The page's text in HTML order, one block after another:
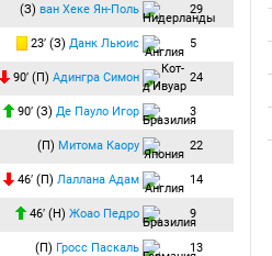
(З) ван Хеке Ян-Поль 29
23′ (З) Данк Льюис 5
90′ (П) Адингра Симон 24
90′ (З) Де Пауло Игор 3
(П) Митома Каору 22
46′ (П) Лаллана Адам 14
46′ (Н) Жоао Педро 9
(П) Гросс Паскаль 13